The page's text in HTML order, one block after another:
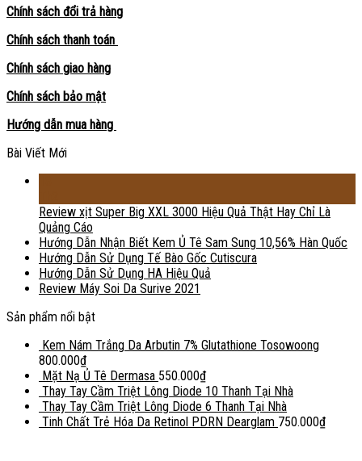
Chính sách đổi trả hàng
Chính sách thanh toán
Chính sách giao hàng
Chính sách bảo mật
Hướng dẫn mua hàng
Bài Viết Mới
Review xịt Super Big XXL 3000 Hiệu Quả Thật Hay Chỉ Là
Quảng Cáo
Hướng Dẫn Nhận Biết Kem Ủ Tê Sam Sung 10,56% Hàn Quốc
Hướng Dẫn Sử Dụng Tế Bào Gốc Cutiscura
Hướng Dẫn Sử Dụng HA Hiệu Quả
Review Máy Soi Da Surive 2021
Sản phẩm nổi bật
Kem Nám Trắng Da Arbutin 7% Glutathione Tosowoong
800.000₫
Mặt Nạ Ủ Tê Dermasa 550.000₫
Thay Tay Cầm Triệt Lông Diode 10 Thanh Tại Nhà
Thay Tay Cầm Triệt Lông Diode 6 Thanh Tại Nhà
Tinh Chất Trẻ Hóa Da Retinol PDRN Dearglam 750.000₫